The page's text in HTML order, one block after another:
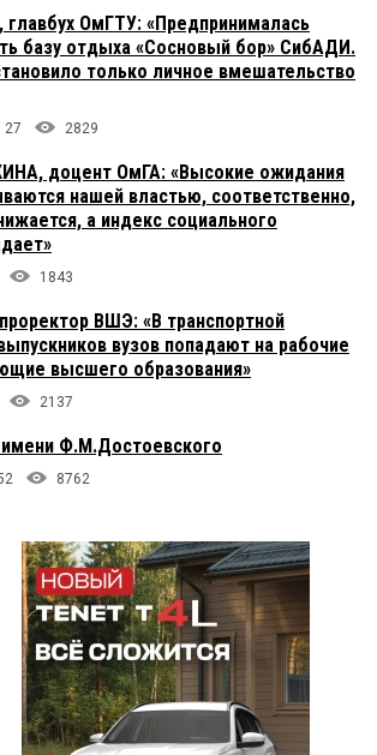
ОмГТУ: «Предпринималась
базу отдыха «Сосновый бор» СибАДИ.
только личное вмешательство
27 2829
доцент ОмГА: «Высокие ожидания
нашей властью, соответственно,
а индекс социального
1843
ВШЭ: «В транспортной
вузов попадают на рабочие
высшего образования»
2137
Ф.М.Достоевского
8762